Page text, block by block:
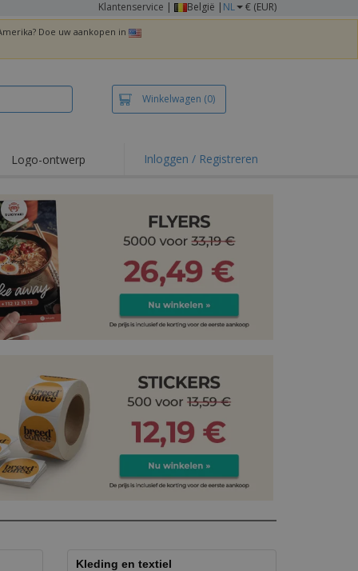
Klantenservice | België | NL € (EUR)
Doe uw aankopen in
Winkelwagen (0)
Logo-ontwerp Inloggen / Registreren
Kleding en textiel